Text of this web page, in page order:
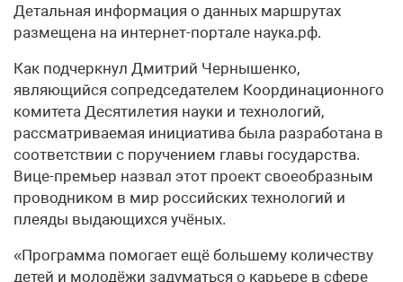
Детальная информация о данных маршрутах
размещена на интернет-портале наука.рф.
Как подчеркнул Дмитрий Чернышенко,
являющийся сопредседателем Координационного
комитета Десятилетия науки и технологий,
рассматриваемая инициатива была разработана в
соответствии с поручением главы государства.
Вице-премьер назвал этот проект своеобразным
проводником в мир российских технологий и
плеяды выдающихся учёных.
«Программа помогает ещё большему количеству
детей и молодёжи задуматься о карьере в сфере